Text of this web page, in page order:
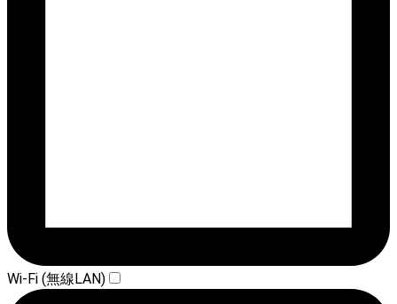
Wi-Fi (無線LAN)